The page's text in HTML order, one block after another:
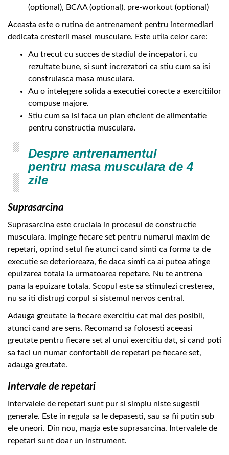
(optional), BCAA (optional), pre-workout (optional)
Aceasta este o rutina de antrenament pentru intermediari
dedicata cresterii masei musculare. Este utila celor care:
Au trecut cu succes de stadiul de incepatori, cu
rezultate bune, si sunt increzatori ca stiu cum sa isi
construiasca masa musculara.
Au o intelegere solida a executiei corecte a exercitiilor
compuse majore.
Stiu cum sa isi faca un plan eficient de alimentatie
pentru constructia musculara.
Despre antrenamentul
pentru masa musculara de 4
zile
Suprasarcina
Suprasarcina este cruciala in procesul de constructie
musculara. Impinge fiecare set pentru numarul maxim de
repetari, oprind setul fie atunci cand simti ca forma ta de
executie se deterioreaza, fie daca simti ca ai putea atinge
epuizarea totala la urmatoarea repetare. Nu te antrena
pana la epuizare totala. Scopul este sa stimulezi cresterea,
nu sa iti distrugi corpul si sistemul nervos central.
Adauga greutate la fiecare exercitiu cat mai des posibil,
atunci cand are sens. Recomand sa folosesti aceeasi
greutate pentru fiecare set al unui exercitiu dat, si cand poti
sa faci un numar confortabil de repetari pe fiecare set,
adauga greutate.
Intervale de repetari
Intervalele de repetari sunt pur si simplu niste sugestii
generale. Este in regula sa le depasesti, sau sa fii putin sub
ele uneori. Din nou, magia este suprasarcina. Intervalele de
repetari sunt doar un instrument.